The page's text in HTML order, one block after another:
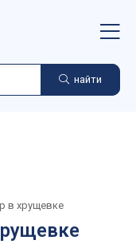
найти
в хрущевке